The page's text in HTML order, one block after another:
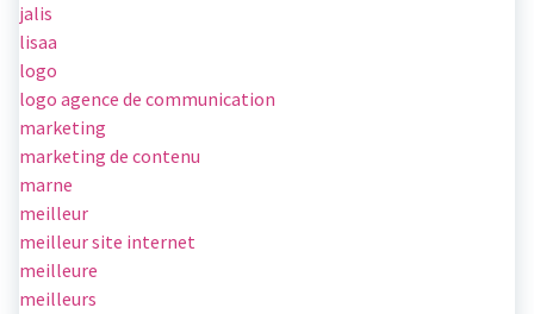
jalis
lisaa
logo
logo agence de communication
marketing
marketing de contenu
marne
meilleur
meilleur site internet
meilleure
meilleurs